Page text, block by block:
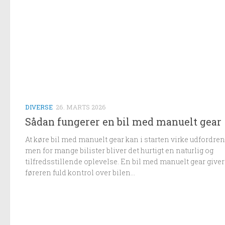
DIVERSE 26. MARTS 2026
Sådan fungerer en bil med manuelt gear
At køre bil med manuelt gear kan i starten virke
men for mange bilister bliver det hurtigt en naturlig og
tilfredsstillende oplevelse. En bil med manuelt gear giver
føreren fuld kontrol over bilen...